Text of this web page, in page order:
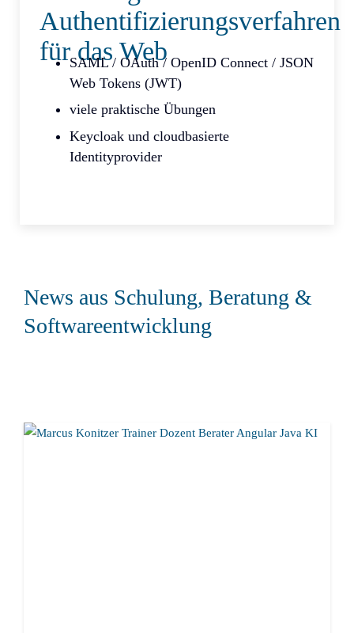
Authentifizierungsverfahren
für das Web
SAML / OAuth / OpenID Connect / JSON
Web Tokens (JWT)
viele praktische Übungen
Keycloak und cloudbasierte
Identityprovider
News aus Schulung, Beratung &
Softwareentwicklung